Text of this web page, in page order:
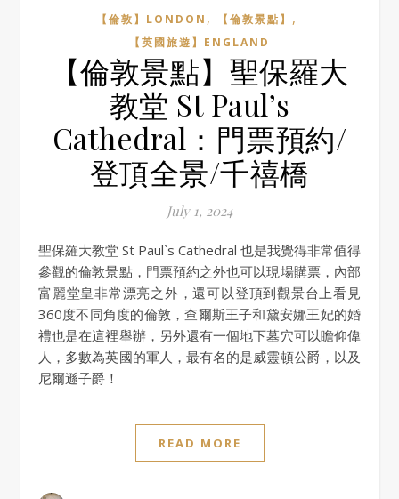
【倫敦】LONDON , 【倫敦景點】 ,
【英國旅遊】ENGLAND
【倫敦景點】聖保羅大
教堂 St Paul’s
Cathedral：門票預約/
登頂全景/千禧橋
July 1, 2024
聖保羅大教堂 St Paul`s Cathedral 也是我覺得非常值得
參觀的倫敦景點，門票預約之外也可以現場購票，內部
富麗堂皇非常漂亮之外，還可以登頂到觀景台上看見
360度不同角度的倫敦，查爾斯王子和黛安娜王妃的婚
禮也是在這裡舉辦，另外還有一個地下墓穴可以瞻仰偉
人，多數為英國的軍人，最有名的是威靈頓公爵，以及
尼爾遜子爵！
READ MORE